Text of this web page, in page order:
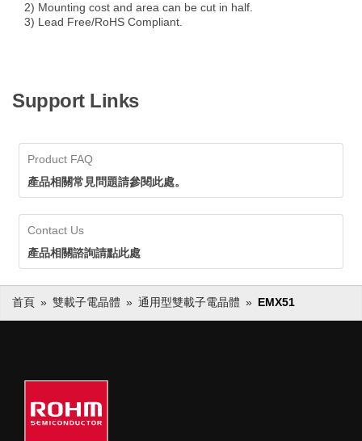
2) Mounting cost and area can be cut in half.
3) Lead Free/RoHS Compliant.
Support Links
Product FAQ
產品相關常見問題請參閱此處。
Contact Us
產品相關諮詢請點此處
首頁 雙載子電晶體 通用型雙載子電晶體 EMX51